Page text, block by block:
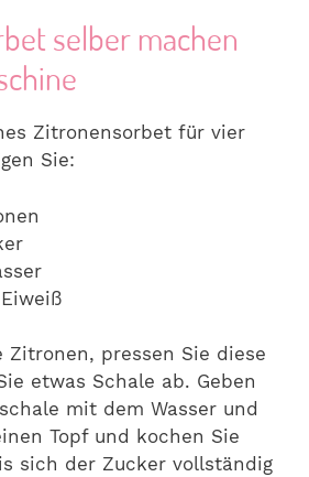
selber machen
Zitronensorbet für vier
Sie:
Zitronen, pressen Sie diese
etwas Schale ab. Geben
mit dem Wasser und
Topf und kochen Sie
sich der Zucker vollständig